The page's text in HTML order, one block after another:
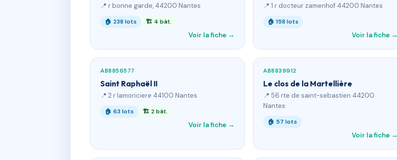
📍 r bonne garde, 44200 Nantes
🏠 238 lots 🏗 4 bât.
Voir la fiche →
📍 1 r docteur zamenhof 44200 Nantes
🏠 158 lots
Voir la fiche →
AB8856577
Saint Raphaël II
📍 2 r lamoriciere 44100 Nantes
🏠 63 lots 🏗 2 bât.
Voir la fiche →
AB8839912
Le clos de la Martellière
📍 56 rte de saint-sebastien 44200
Nantes
🏠 57 lots
Voir la fiche →